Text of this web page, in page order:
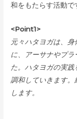
和をもたらす活動で
<Point1>
元々ハタヨガは、
に、アーサナやプ
た。ハタヨガの実
調和していきます
します。